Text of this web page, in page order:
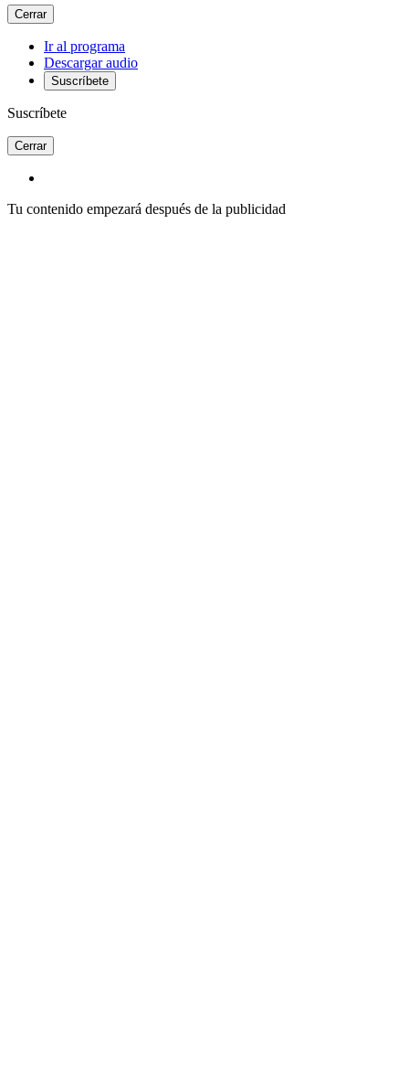
Cerrar
Ir al programa
Descargar audio
Suscríbete
Suscríbete
Cerrar
Tu contenido empezará después de la publicidad